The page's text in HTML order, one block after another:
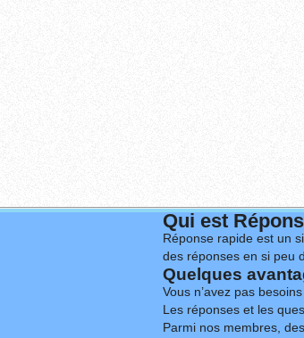
Qui est
Réponse rapide est un
des réponses en si peu
Quelques
Vous n’avez pas
Les réponses et les
Parmi nos membres,